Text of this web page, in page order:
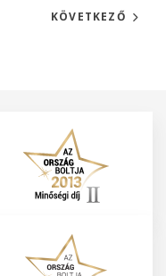
KÖVETKEZŐ